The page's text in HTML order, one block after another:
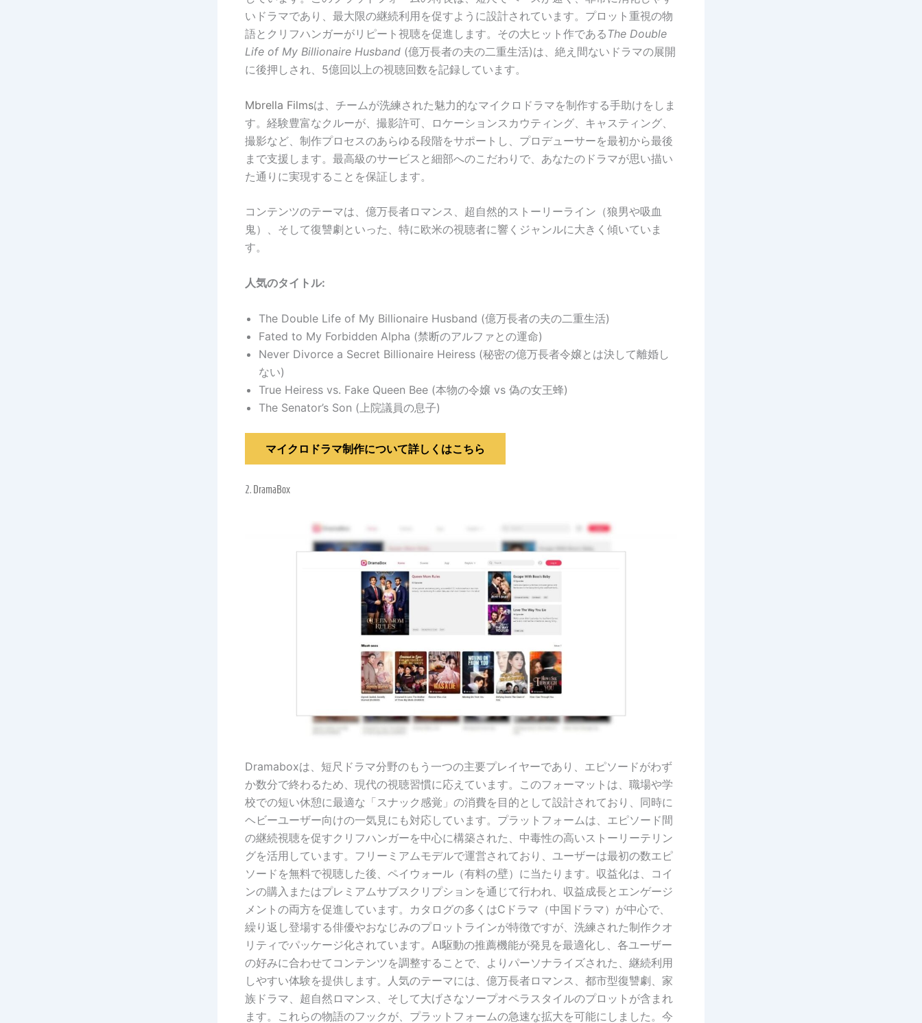
いドラマであり、最大限の継続利用を促すように設計されています。プロット重視の物
語とクリフハンガーがリピート視聴を促進します。その大ヒット作である The Double
Life of My Billionaire Husband (億万長者の夫の二重生活)は、絶え間ないドラマの展開
に後押しされ、5億回以上の視聴回数を記録しています。
Mbrella Filmsは、チームが洗練された魅力的なマイクロドラマを制作する手助けをしま
す。経験豊富なクルーが、撮影許可、ロケーションスカウティング、キャスティング、
撮影など、制作プロセスのあらゆる段階をサポートし、プロデューサーを最初から最後
まで支援します。最高級のサービスと細部へのこだわりで、あなたのドラマが思い描い
た通りに実現することを保証します。
コンテンツのテーマは、億万長者ロマンス、超自然的ストーリーライン（狼男や吸血
鬼）、そして復讐劇といった、特に欧米の視聴者に響くジャンルに大きく傾いていま
す。
人気のタイトル:
The Double Life of My Billionaire Husband (億万長者の夫の二重生活)
Fated to My Forbidden Alpha (禁断のアルファとの運命)
Never Divorce a Secret Billionaire Heiress (秘密の億万長者令嬢とは決して離婚し
ない)
True Heiress vs. Fake Queen Bee (本物の令嬢 vs 偽の女王蜂)
The Senator’s Son (上院議員の息子)
マイクロドラマ制作について詳しくはこちら
2. DramaBox
Dramaboxは、短尺ドラマ分野のもう一つの主要プレイヤーであり、エピソードがわず
か数分で終わるため、現代の視聴習慣に応えています。このフォーマットは、職場や学
校での短い休憩に最適な「スナック感覚」の消費を目的として設計されており、同時に
ヘビーユーザー向けの一気見にも対応しています。プラットフォームは、エピソード間
の継続視聴を促すクリフハンガーを中心に構築された、中毒性の高いストーリーテリン
グを活用しています。フリーミアムモデルで運営されており、ユーザーは最初の数エピ
ソードを無料で視聴した後、ペイウォール（有料の壁）に当たります。収益化は、コイ
ンの購入またはプレミアムサブスクリプションを通じて行われ、収益成長とエンゲージ
メントの両方を促進しています。カタログの多くはCドラマ（中国ドラマ）が中心で、
繰り返し登場する俳優やおなじみのプロットラインが特徴ですが、洗練された制作クオ
リティでパッケージ化されています。AI駆動の推薦機能が発見を最適化し、各ユーザー
の好みに合わせてコンテンツを調整することで、よりパーソナライズされた、継続利用
しやすい体験を提供します。人気のテーマには、億万長者ロマンス、都市型復讐劇、家
族ドラマ、超自然ロマンス、そして大げさなソープオペラスタイルのプロットが含まれ
ます。これらの物語のフックが、プラットフォームの急速な拡大を可能にしました。今